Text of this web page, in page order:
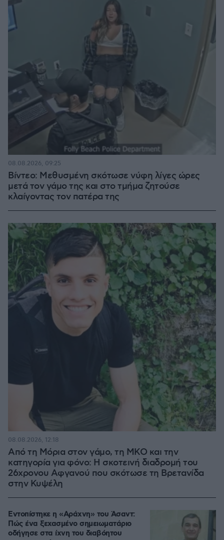
Βίντεο: Μεθυσμένη σκότωσε νύφη λίγες ώρες
μετά τον γάμο της και στο τμήμα ζητούσε
κλαίγοντας τον πατέρα της
08.08.2026, 09:25
Από τη Μόρια στον γάμο, τη ΜΚΟ και την
κατηγορία για φόνο: Η σκοτεινή διαδρομή του
26χρονου Αφγανού που σκότωσε τη Βρετανίδα
στην Κυψέλη
08.08.2026, 12:18
Εντοπίστηκε η «Αράχνη» του Άσαντ:
Πώς ένα ξεχασμένο σημειωματάριο
οδήγησε στα ίχνη του διαβόητου